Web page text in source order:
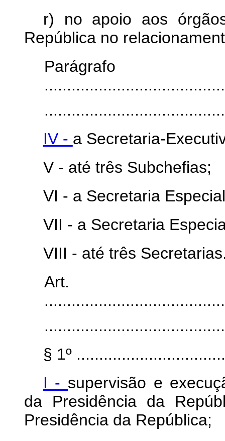
r) no apoio aos
República no
IV - a Secretaria-
V - até três Subchefias;
VI - a Secretaria
VII - a Secretaria
VIII - até três
§ 1º
I - supervisão e
da Presidência da
Presidência da República;